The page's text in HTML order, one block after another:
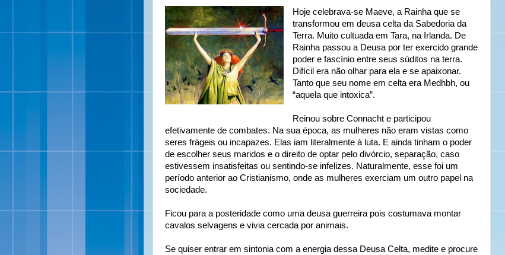
Hoje celebrava-se Maeve, a Rainha que se
transformou em deusa celta da Sabedoria da
Terra. Muito cultuada em Tara, na Irlanda. De
Rainha passou a Deusa por ter exercido grande
poder e fascínio entre seus súditos na terra.
Difícil era não olhar para ela e se apaixonar.
Tanto que seu nome em celta era Medhbh, ou
“aquela que intoxica”.
Reinou sobre Connacht e participou
efetivamente de combates. Na sua época, as mulheres não eram vistas como
seres frágeis ou incapazes. Elas iam literalmente à luta. E ainda tinham o poder
de escolher seus maridos e o direito de optar pelo divórcio, separação, caso
estivessem insatisfeitas ou sentindo-se infelizes. Naturalmente, esse foi um
período anterior ao Cristianismo, onde as mulheres exerciam um outro papel na
sociedade.
Ficou para a posteridade como uma deusa guerreira pois costumava montar
cavalos selvagens e vivia cercada por animais.
Se quiser entrar em sintonia com a energia dessa Deusa Celta, medite e procure